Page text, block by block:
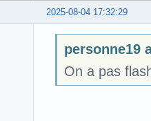
2025-08-04 17:32:29
personne19
On a pas